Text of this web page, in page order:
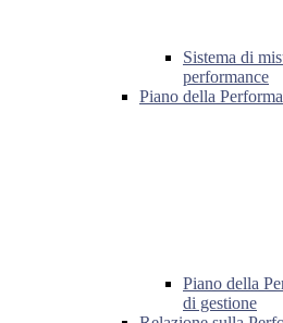
Sistema di
performance
Piano della
Piano della
di gestione